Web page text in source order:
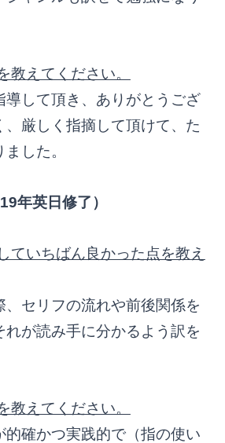
教えてください。
導して頂き、ありがとうござ
、厳しく指摘して頂けて、た
した。
年英日修了）
ていちばん良かった点を教え
、セリフの流れや前後関係を
れが読み手に分かるよう訳を
教えてください。
的確かつ実践的で（指の使い